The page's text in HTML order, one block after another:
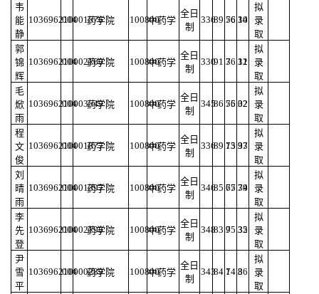
韦
能
静
103696210001576
004 药学院 100800中药学
全日
制
33689.5676.14
30
拟
录
取
郭
锦
辉
103696210002160
004 药学院 100800中药学
全日
制
33091.376.12
31
拟
录
取
毛
焮
雨
103696210003549
004 药学院 100800中药学
全日
制
34586.5576.02
32
拟
录
取
程
文
俊
103696210001877
004 药学院 100800中药学
全日
制
33689.1375.97
33
拟
录
取
刘
晴
雨
103696210001397
004 药学院 100800中药学
全日
制
34685.6775.79
34
拟
录
取
李
先
登
103696210002198
004 药学院 100800中药学
全日
制
34883.975.32
35
拟
录
取
尹
雪
平
103696210000289
004 药学院 100800中药学
全日
制
34384.174.836
拟
录
取